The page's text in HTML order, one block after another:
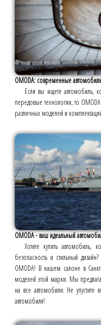
OMODA: современные
Если вы ищете автомобиль,
передовые технологии, то
различных моделей и
OMODA - ваш идеальный
Хотите купить автомобиль,
безопасность и стильный
OMODA! В нашем салоне в
моделей этой марки. Мы
на все автомобили. Не упустите
автомобиля!